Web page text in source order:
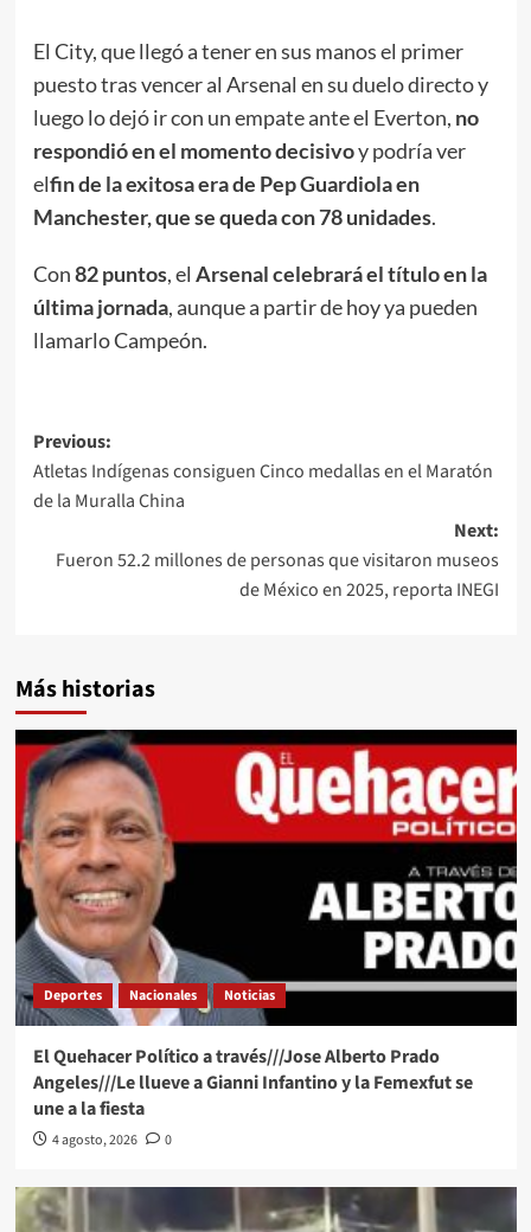
El City, que llegó a tener en sus manos el primer
puesto tras vencer al Arsenal en su duelo directo y
luego lo dejó ir con un empate ante el Everton, no
respondió en el momento decisivoy podría ver
elfin de la exitosa era de Pep Guardiola en
Manchester, que se queda con 78 unidades.
Con82 puntos, el Arsenal celebrará el título en la
última jornada, aunque a partir de hoy ya pueden
llamarlo Campeón.
Post
navigation
Previous:
Atletas Indígenas consiguen Cinco medallas en el Maratón
de la Muralla China
Next:
Fueron 52.2 millones de personas que visitaron museos
de México en 2025, reporta INEGI
Más historias
Deportes Nacionales Noticias
El Quehacer Político a través///Jose Alberto Prado
Angeles///Le llueve a Gianni Infantino y la Femexfut se
une a la fiesta
4 agosto, 2026 0